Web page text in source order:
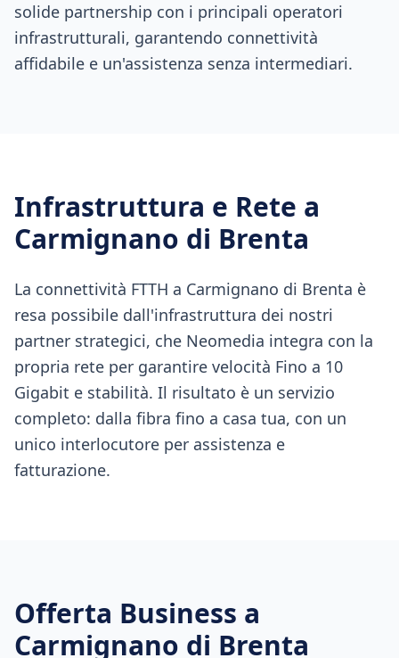
solide partnership con i principali operatori
infrastrutturali, garantendo connettività
affidabile e un'assistenza senza intermediari.
Infrastruttura e Rete a
Carmignano di Brenta
La connettività FTTH a Carmignano di Brenta è
resa possibile dall'infrastruttura dei nostri
partner strategici, che Neomedia integra con la
propria rete per garantire velocità Fino a 10
Gigabit e stabilità. Il risultato è un servizio
completo: dalla fibra fino a casa tua, con un
unico interlocutore per assistenza e
fatturazione.
Offerta Business a
Carmignano di Brenta